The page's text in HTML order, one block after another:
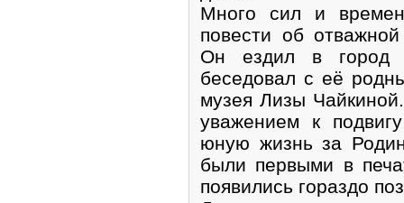
Много сил и
повести об
Он ездил в город
беседовал с её
музея Лизы
уважением к
юную жизнь за
были первыми в
появились гораздо